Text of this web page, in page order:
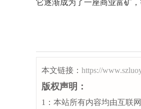
它逐渐成为了一座商业富矿
本文链接： https://
版权声明：
1：本站所有内容均由互联